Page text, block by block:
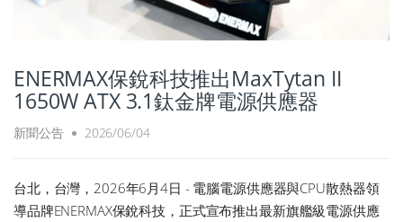
ENERMAX保銳科技推出MaxTytan II
1650W ATX 3.1鈦金牌電源供應器
新聞公告 2026/06/04
台北，台灣，2026年6月4日 - 電腦電源供應器與CPU散熱器領
導品牌ENERMAX保銳科技，正式宣布推出最新旗艦級電源供應